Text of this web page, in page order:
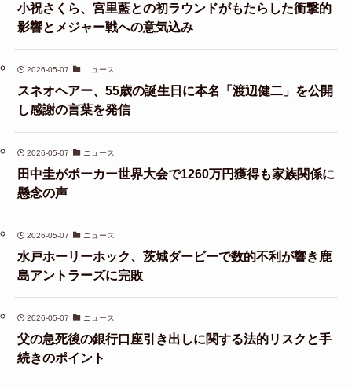
小祝さくら、宮里藍との初ラウンドがもたらした衝撃的
影響とメジャー戦への意気込み
2026-05-07 ニュース
スネオヘアー、55歳の誕生日に本名「渡辺健二」を公開
し感謝の言葉を発信
2026-05-07 ニュース
田中圭がポーカー世界大会で1260万円獲得も家族関係に
懸念の声
2026-05-07 ニュース
水戸ホーリーホック、茨城ダービーで数的不利が響き鹿
島アントラーズに完敗
2026-05-07 ニュース
父の急死後の銀行口座引き出しに関する法的リスクと手
続きのポイント